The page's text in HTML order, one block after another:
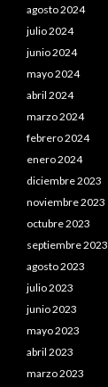
agosto 2024
julio 2024
junio 2024
mayo 2024
abril 2024
marzo 2024
febrero 2024
enero 2024
diciembre 2023
noviembre 2023
octubre 2023
septiembre 2023
agosto 2023
julio 2023
junio 2023
mayo 2023
abril 2023
marzo 2023